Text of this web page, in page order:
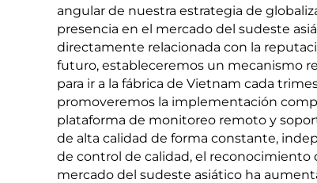
angular de nuestra estrategia de
presencia en el mercado del sudeste
directamente relacionada con la
futuro, estableceremos un mecanismo
para ir a la fábrica de Vietnam cada
promoveremos la implementación
plataforma de monitoreo remoto y
de alta calidad de forma constante,
de control de calidad, el reconocimiento
mercado del sudeste asiático ha